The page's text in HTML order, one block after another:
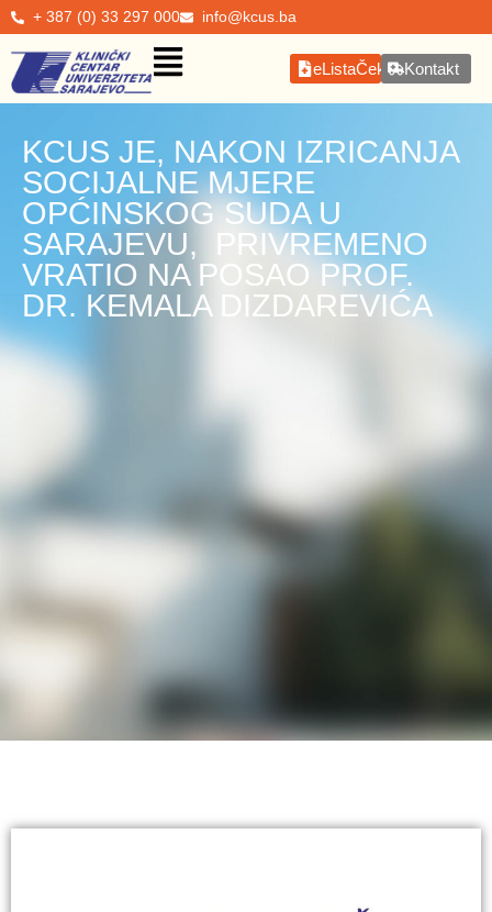
+ 387 (0) 33 297 000 info@kcus.ba
eListaČekanjaKontakt
KCUS JE, NAKON IZRICANJA
SOCIJALNE MJERE
OPĆINSKOG SUDA U
SARAJEVU, PRIVREMENO
VRATIO NA POSAO PROF.
DR. KEMALA DIZDAREVIĆA